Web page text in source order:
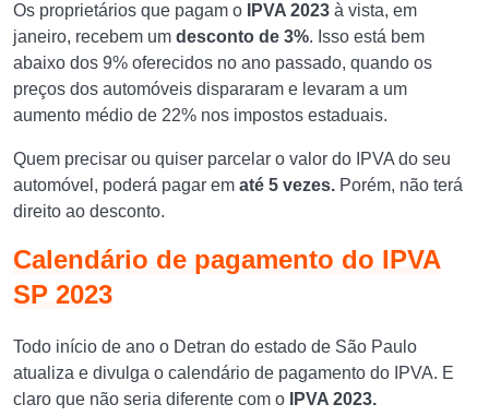
Os proprietários que pagam o IPVA 2023 à vista, em
janeiro, recebem um desconto de 3%. Isso está bem
abaixo dos 9% oferecidos no ano passado, quando os
preços dos automóveis dispararam e levaram a um
aumento médio de 22% nos impostos estaduais.
Quem precisar ou quiser parcelar o valor do IPVA do seu
automóvel, poderá pagar em até 5 vezes. Porém, não terá
direito ao desconto.
Calendário de pagamento do IPVA
SP 2023
Todo início de ano o Detran do estado de São Paulo
atualiza e divulga o calendário de pagamento do IPVA. E
claro que não seria diferente com o
IPVA 2023.